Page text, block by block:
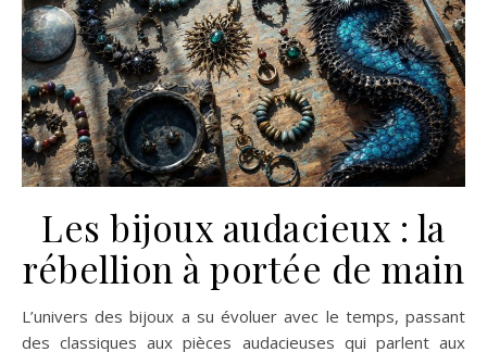
Les bijoux audacieux : la
rébellion à portée de main
L’univers des bijoux a su évoluer avec le temps, passant
des classiques aux pièces audacieuses qui parlent aux